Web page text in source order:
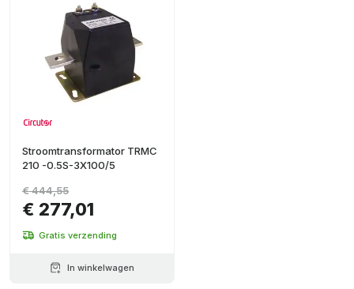
Stroomtransformator TRMC
210 -0.5S-3X100/5
€ 277,01
€ 444,55
Gratis verzending
In winkelwagen